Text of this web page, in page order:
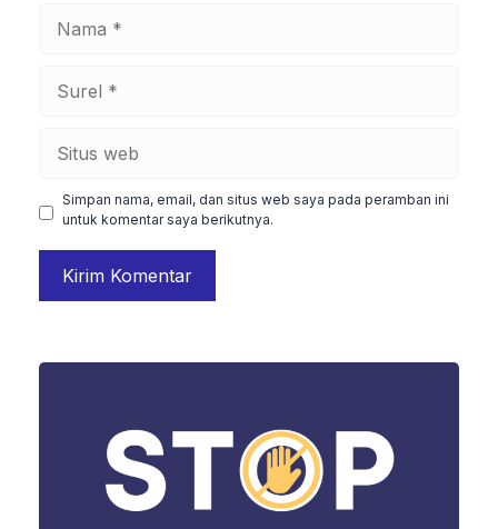
Simpan nama, email, dan situs web saya pada peramban ini
untuk komentar saya berikutnya.